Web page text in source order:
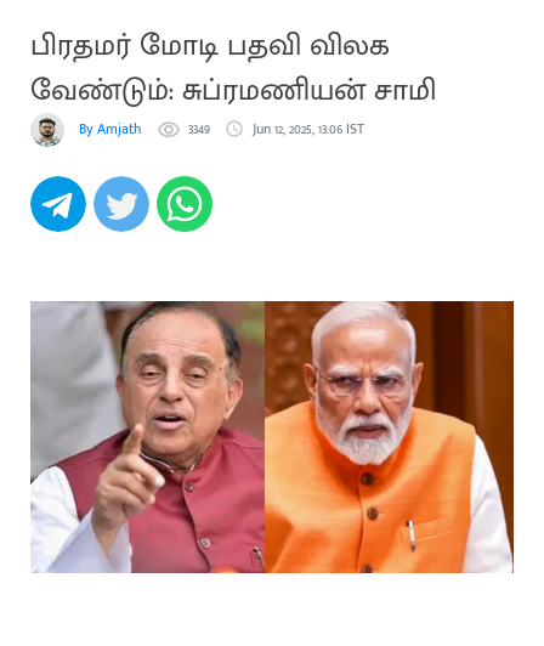
பிரதமர் மோடி பதவி விலக
வேண்டும்: சுப்ரமணியன் சாமி
By Amjath 3349 Jun 12, 2025, 13:06 IST